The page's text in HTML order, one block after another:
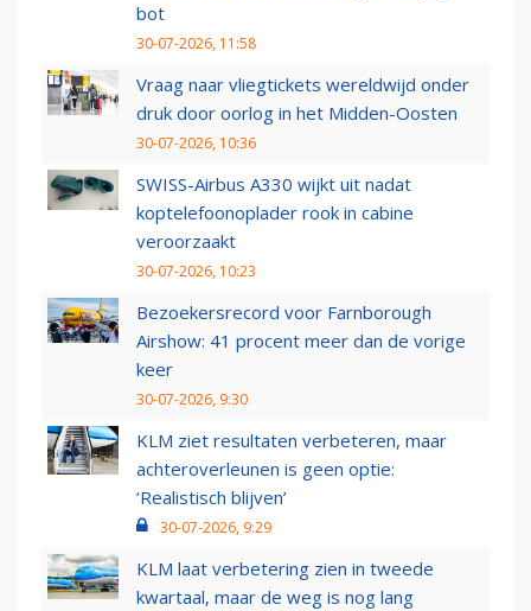
bot
30-07-2026, 11:58
Vraag naar vliegtickets wereldwijd onder
druk door oorlog in het Midden-Oosten
30-07-2026, 10:36
SWISS-Airbus A330 wijkt uit nadat
koptelefoonoplader rook in cabine
veroorzaakt
30-07-2026, 10:23
Bezoekersrecord voor Farnborough
Airshow: 41 procent meer dan de vorige
keer
30-07-2026, 9:30
KLM ziet resultaten verbeteren, maar
achteroverleunen is geen optie:
‘Realistisch blijven’
30-07-2026, 9:29
KLM laat verbetering zien in tweede
kwartaal, maar de weg is nog lang